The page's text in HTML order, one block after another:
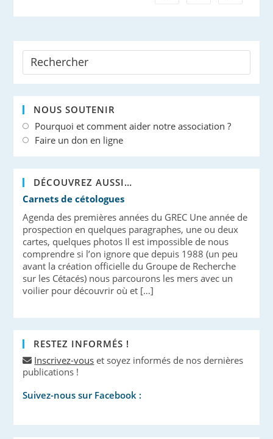
NOUS SOUTENIR
Pourquoi et comment aider notre association ?
Faire un don en ligne
DÉCOUVREZ AUSSI…
Carnets de cétologues
Agenda des premières années du GREC Une année de
prospection en quelques paragraphes, une ou deux
cartes, quelques photos Il est impossible de nous
comprendre si l’on ignore que depuis 1988 (un peu
avant la création officielle du Groupe de Recherche
sur les Cétacés) nous parcourons les mers avec un
voilier pour découvrir où et […]
RESTEZ INFORMÉS !
Inscrivez-vous et soyez informés de nos dernières
publications !
Suivez-nous sur Facebook :